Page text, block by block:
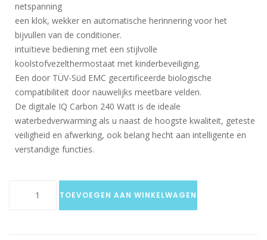
netspanning
een klok, wekker en automatische herinnering voor het
bijvullen van de conditioner.
intuïtieve bediening met een stijlvolle
koolstofvezelthermostaat met kinderbeveiliging.
Een door TÜV-Süd EMC gecertificeerde biologische
compatibiliteit door nauwelijks meetbare velden.
De digitale IQ Carbon 240 Watt is de ideale
waterbedverwarming als u naast de hoogste kwaliteit, geteste
veiligheid en afwerking, ook belang hecht aan intelligente en
verstandige functies.
TOEVOEGEN AAN WINKELWAGEN